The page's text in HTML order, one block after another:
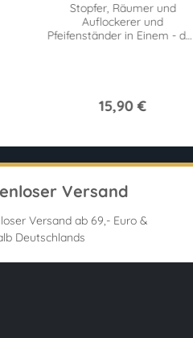
Stopfer, Räumer und
Auflockerer und
Pfeifenständer in Einem - das
15,90 €
Versand
Versand ab 69,- Euro &
Deutschlands